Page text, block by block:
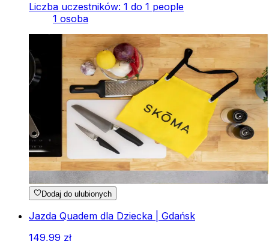
Liczba uczestników: 1 do 1 people
1 osoba
Dodaj do ulubionych
Jazda Quadem dla Dziecka | Gdańsk
149,99 zł